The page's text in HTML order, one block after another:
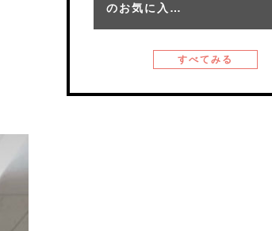
のお気に入…
すべてみる